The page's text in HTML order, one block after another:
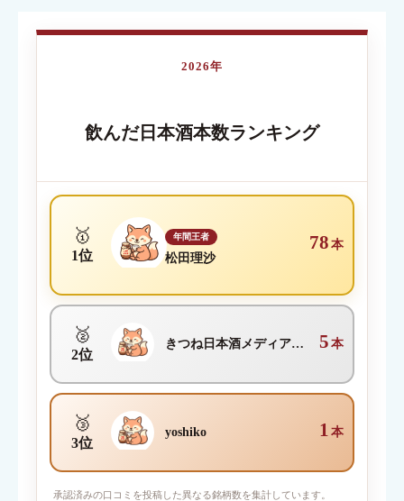
写真を添付
2026年
飲んだ日本酒本数ランキング
🥇
1位
年間王者
松田理沙
78 本
🥈
2位
きつね日本酒メディア編集部 5 本
🥉
3位
yoshiko 1 本
承認済みの口コミを投稿した異なる銘柄数を集計しています。